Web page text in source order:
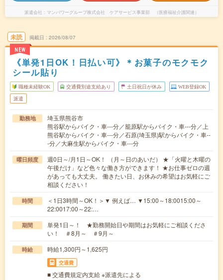
派遣会社 マンパワーグループ株式会社 ケアサービス事業部 （医療福祉介護関連）
未読
NEW
掲載日 2026/08/07
《単発1日OK！日払い可》＊お菓子のモクモク
シール貼り
職種未経験OK 交通費別途支給あり 土日祝日が休み WEB登録OK
派遣
勤務地
埼玉県熊谷市
熊谷駅からバイク・車---分／籠原駅からバイク・車---分／上
熊谷駅からバイク・車---分／石原(埼玉県)駅からバイク・車--
-分／大麻生駅からバイク・車---分
曜日頻度
週0日～/月1日～OK！ （月～日のあいだ） ★「火曜と木曜の
午後だけ」など色々な働き方ができます！ ★お仕事ゼロの週
があっても大丈夫。 働きたい日、お休みの希望はお気軽にご
相談ください！
時間
＜1日3時間～OK！＞▼ 例えば… ▼15:00～18:0015:00～
22:0017:00～22:…
期間
単発1日～！ ★勤務開始日や期間はお気軽にご相談くださ
い！ ＃8月～ ＃9月～
時給 時給1,300円～1,625円
交通費
■ 交通費規定内支給 ※派遣先による